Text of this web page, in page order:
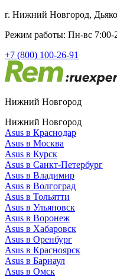
г. Нижний Новгород,
Режим работы: Пн-вс 7:00-
+7 (800) 100-26-91
Нижний Новгород
Нижний Новгород
Asus в Краснодар
Asus в Москва
Asus в Курск
Asus в Санкт-Петербург
Asus в Владимир
Asus в Волгоград
Asus в Тольятти
Asus в Ульяновск
Asus в Воронеж
Asus в Хабаровск
Asus в Оренбург
Asus в Красноярск
Asus в Барнаул
Asus в Омск